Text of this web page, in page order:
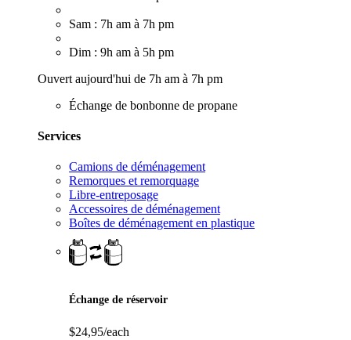
Sam : 7h am à 7h pm
Dim : 9h am à 5h pm
Ouvert aujourd'hui de 7h am à 7h pm
Échange de bonbonne de propane
Services
Camions de déménagement
Remorques et remorquage
Libre-entreposage
Accessoires de déménagement
Boîtes de déménagement en plastique
Échange de réservoir
$24,95/each